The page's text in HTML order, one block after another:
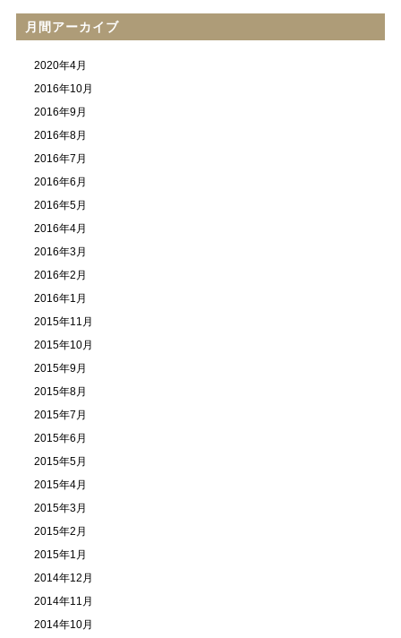
月間アーカイブ
2020年4月
2016年10月
2016年9月
2016年8月
2016年7月
2016年6月
2016年5月
2016年4月
2016年3月
2016年2月
2016年1月
2015年11月
2015年10月
2015年9月
2015年8月
2015年7月
2015年6月
2015年5月
2015年4月
2015年3月
2015年2月
2015年1月
2014年12月
2014年11月
2014年10月